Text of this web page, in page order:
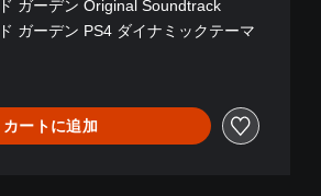
ガーデン Original Soundtrack
ガーデン PS4 ダイナミックテーマ
カートに追加